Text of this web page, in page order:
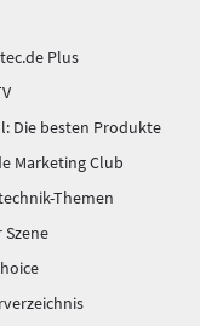
Plus
Die besten Produkte
Marketing Club
Themen
Szene